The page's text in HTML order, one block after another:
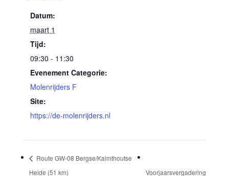
Datum:
maart 1
Tijd:
09:30 - 11:30
Evenement Categorie:
Molenrijders F
Site:
https://de-molenrijders.nl
Route GW-08 Bergse/Kalmthoutse
Heide (51 km)
Voorjaarsvergadering